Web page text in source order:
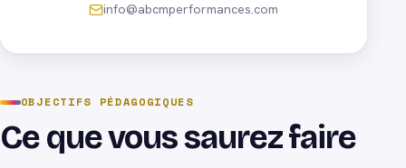
OBJECTIFS PÉDAGOGIQUES
Ce que vous saurez faire
info@abcmperformances.com